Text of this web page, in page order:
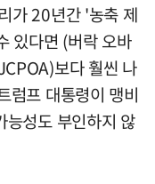
가 20년간 '농축 제
있다면 (버락 오바
보다 훨씬 나
럼프 대통령이 맹비
성도 부인하지 않